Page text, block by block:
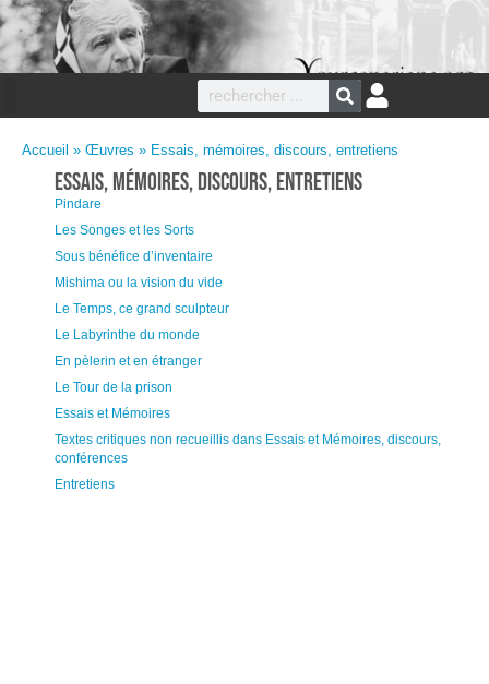
Accueil » Œuvres » Essais, mémoires, discours, entretiens
Essais, mémoires, discours, entretiens
Pindare
Les Songes et les Sorts
Sous bénéfice d’inventaire
Mishima ou la vision du vide
Le Temps, ce grand sculpteur
Le Labyrinthe du monde
En pèlerin et en étranger
Le Tour de la prison
Essais et Mémoires
Textes critiques non recueillis dans Essais et Mémoires, discours,
conférences
Entretiens